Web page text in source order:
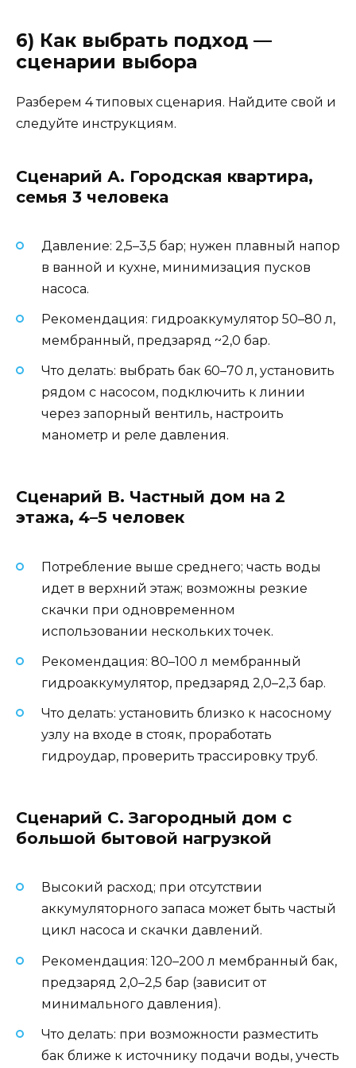
6) Как выбрать подход —
сценарии выбора
Разберем 4 типовых сценария. Найдите свой и
следуйте инструкциям.
Сценарий А. Городская квартира,
семья 3 человека
Давление: 2,5–3,5 бар; нужен плавный напор
в ванной и кухне, минимизация пусков
насоса.
Рекомендация: гидроаккумулятор 50–80 л,
мембранный, предзаряд ~2,0 бар.
Что делать: выбрать бак 60–70 л, установить
рядом с насосом, подключить к линии
через запорный вентиль, настроить
манометр и реле давления.
Сценарий B. Частный дом на 2
этажа, 4–5 человек
Потребление выше среднего; часть воды
идет в верхний этаж; возможны резкие
скачки при одновременном
использовании нескольких точек.
Рекомендация: 80–100 л мембранный
гидроаккумулятор, предзаряд 2,0–2,3 бар.
Что делать: установить близко к насосному
узлу на входе в стояк, проработать
гидроудар, проверить трассировку труб.
Сценарий C. Загородный дом с
большой бытовой нагрузкой
Высокий расход; при отсутствии
аккумуляторного запаса может быть частый
цикл насоса и скачки давлений.
Рекомендация: 120–200 л мембранный бак,
предзаряд 2,0–2,5 бар (зависит от
минимального давления).
Что делать: при возможности разместить
бак ближе к источнику подачи воды, учесть